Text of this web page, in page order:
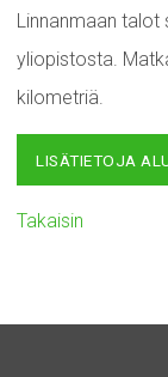
Linnanmaan
yliopistosta.
kilometriä.
LISÄTIETOJA
Takaisin